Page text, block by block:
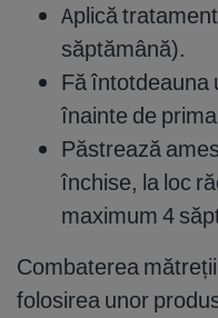
Aplică
săptămână).
Fă întotdeauna
înainte de
Păstrează
închise, la loc
maximum 4
Combaterea
folosirea unor